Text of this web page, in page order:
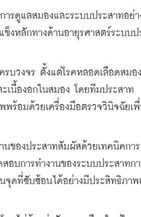
ดูแลสมองและระบบประสาทอย่า
หลักทางด้านอายุรศาสตร์ระบบป
วงจร ตั้งแต่โรคหลอดเลือดสมอง
เนื้องอกในสมอง โดยทีมประสาท
ร้อมด้วยเครื่องมือตรวจวินิจฉัยเ
องประสาทสัมผัสด้วยเทคนิคกา
บการทำงานของระบบประสาทก
จุดที่ซับซ้อนได้อย่างมีประสิทธิภาพ